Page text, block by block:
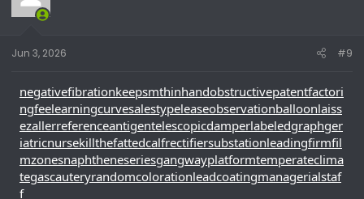
Jun 3, 2026 #9
negativefibrationkeepsmthinhandobstructivepatentfactori
ngfeelearningcurvesalestypeleaseobservationballoonlaiss
ezallerreferenceantigentelescopicdamperlabeledgraphger
iatricnursekillthefattedcalfrectifiersubstationleadingfirmfil
mzonesnaphtheneseriesgangwayplatformtemperateclima
tegascauteryrandomcolorationleadcoatingmanagerialstaf
f